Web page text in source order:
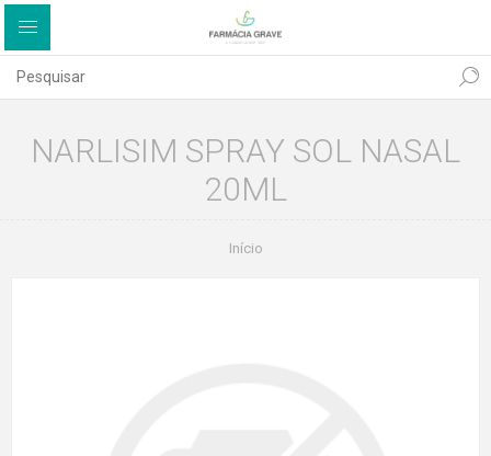
NARLISIM SPRAY SOL NASAL
20ML
Início